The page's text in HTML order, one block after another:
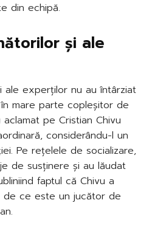
din echipă.
și ale
ale experților nu au întârziat
mare parte copleșitor de
pe Cristian Chivu
considerându-l un
Pe rețelele de socializare,
de susținere și au lăudat
faptul că Chivu a
ce este un jucător de